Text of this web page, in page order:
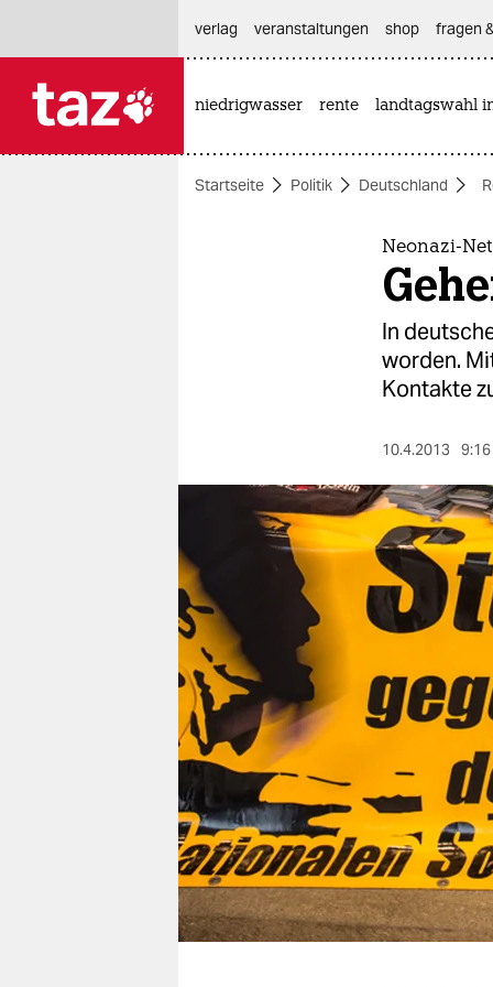
themen
wahrheit
verlag
verlag
veranstaltungen
shop
fragen & hilfe
unterstützen
abo
genossenschaft
verlag
veranstaltungen shop fragen
niedrigwasser rente landtagswahl
Startseite Politik Deutschland
Neonazi-
In
worden.
Kontakte
10.4.2013